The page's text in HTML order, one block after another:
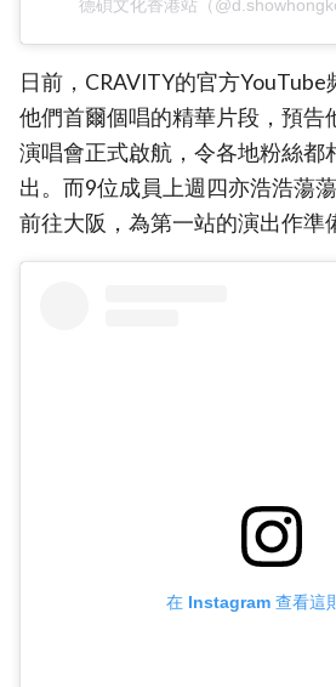
德碩文化香港站（
日前，CRAVITY的官方
他們首爾個唱的精華片段，預告
演唱會正式啟航，令各地粉絲都
出。而9位成員上週四亦浩浩蕩
前往大阪，為第一站的演出作準
在 Instagram 查看這